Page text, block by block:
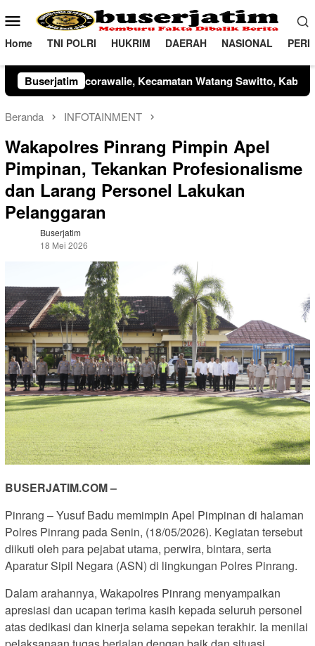
ke
konten
Menu
Mobile
Home TNI POLRI HUKRIM DAERAH NASIONAL
Buserjatim S.I.K., didampingi Perwira
Beranda INFOTAINMENT
Wakapolres Pinrang Pimpin Apel
Pimpinan, Tekankan Profesionalisme
dan Larang Personel Lakukan
Pelanggaran
Buserjatim
18 Mei 2026
BUSERJATIM.COM –
Pinrang – Yusuf Badu memimpin Apel Pimpinan di halaman
Polres Pinrang pada Senin, (18/05/2026). Kegiatan tersebut
diikuti oleh para pejabat utama, perwira, bintara, serta
Aparatur Sipil Negara (ASN) di lingkungan Polres Pinrang.
Dalam arahannya, Wakapolres Pinrang menyampaikan
apresiasi dan ucapan terima kasih kepada seluruh personel
atas dedikasi dan kinerja selama sepekan terakhir. Ia menilai